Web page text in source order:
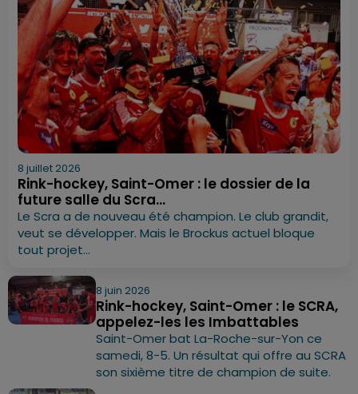
8 juillet 2026
Rink-hockey, Saint-Omer : le dossier de la
future salle du Scra...
Le Scra a de nouveau été champion. Le club grandit,
veut se développer. Mais le Brockus actuel bloque
tout projet...
8 juin 2026
Rink-hockey, Saint-Omer : le SCRA,
appelez-les les Imbattables
Saint-Omer bat La-Roche-sur-Yon ce
samedi, 8-5. Un résultat qui offre au SCRA
son sixième titre de champion de suite.